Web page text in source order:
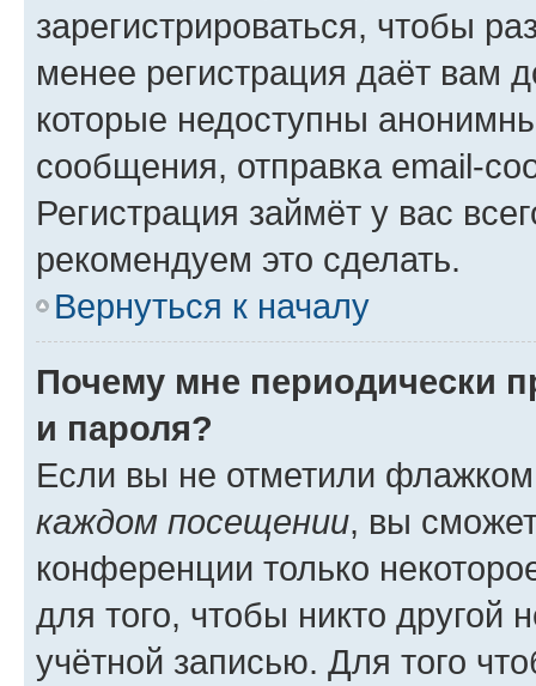
зарегистрироваться, чтобы
менее регистрация даёт вам
которые недоступны
сообщения, отправка email-
Регистрация займёт у вас
рекомендуем это сделать.
Вернуться к началу
Почему мне периодически
и пароля?
Если вы не отметили
каждом посещении, вы
конференции только
для того, чтобы никто другой
учётной записью. Для того